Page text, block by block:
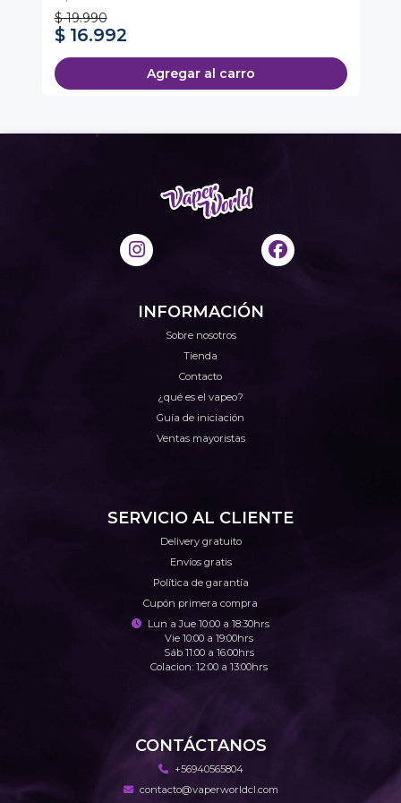
$ 19.990
$ 16.992
Agregar al carro
INFORMACIÓN
Sobre nosotros
Tienda
Contacto
¿qué es el vapeo?
Guía de iniciación
Ventas mayoristas
SERVICIO AL CLIENTE
Delivery gratuito
Envíos gratis
Política de garantía
Cupón primera compra
Lun a Jue 10:00 a 18:30hrs
Vie 10:00 a 19:00hrs
Sáb 11:00 a 16:00hrs
Colacion: 12:00 a 13:00hrs
CONTÁCTANOS
+56940565804
contacto@vaperworldcl.com